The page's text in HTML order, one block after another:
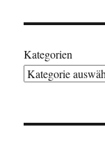
Kategorien